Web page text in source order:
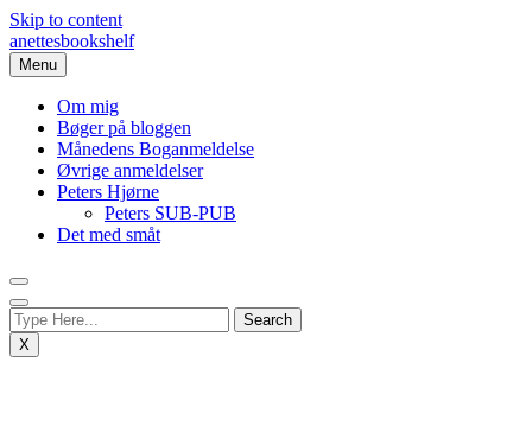
Skip to content
anettesbookshelf
Menu
Om mig
Bøger på bloggen
Månedens Boganmeldelse
Øvrige anmeldelser
Peters Hjørne
Peters SUB-PUB
Det med småt
X